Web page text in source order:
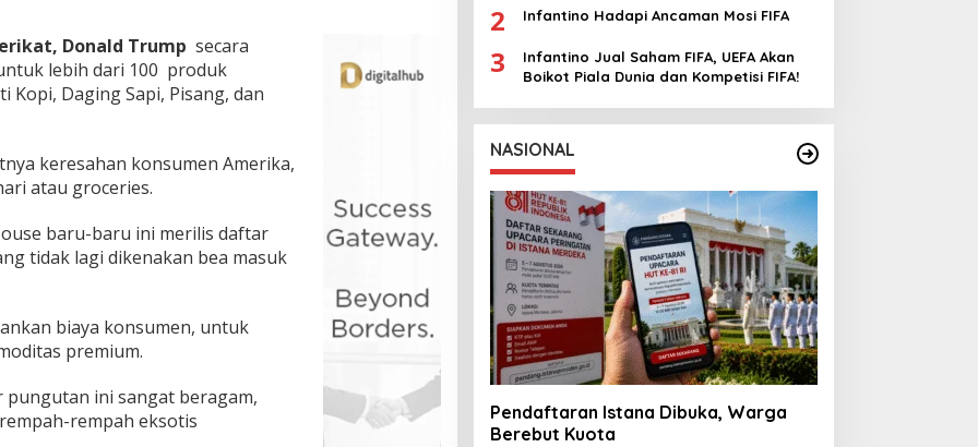
Donald Trump secara
lebih dari 100 produk
Daging Sapi, Pisang, dan
keresahan konsumen Amerika,
atau groceries.
baru-baru ini merilis daftar
tidak lagi dikenakan bea masuk
biaya konsumen, untuk
premium.
ini sangat beragam,
rempah eksotis
2 Infantino Hadapi Ancaman Mosi FIFA
3
Infantino Jual Saham FIFA, UEFA Akan
Boikot Piala Dunia dan Kompetisi FIFA!
NASIONAL
Pendaftaran Istana Dibuka, Warga
Berebut Kuota